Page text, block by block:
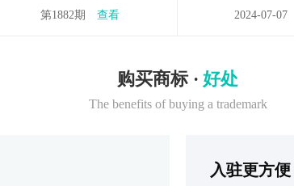
第1882期 查看 2024-07-07
购买商标 · 好处
The benefits of buying a trademark
入驻更方便